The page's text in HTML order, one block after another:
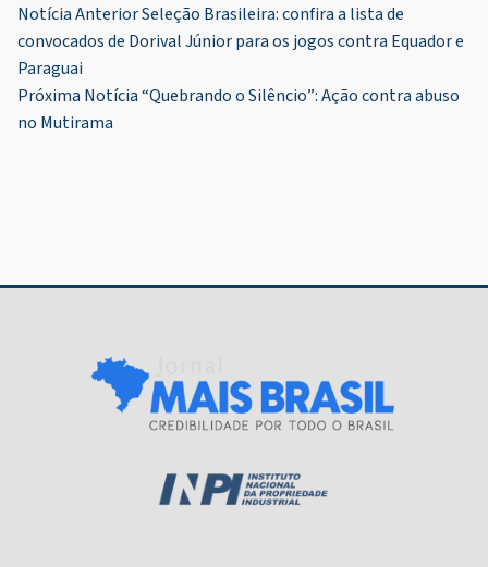
Navegação
de
Post
Notícia AnteriorSeleção Brasileira: confira a lista de
convocados de Dorival Júnior para os jogos contra Equador e
Paraguai
Próxima Notícia“Quebrando o Silêncio”: Ação contra abuso
no Mutirama